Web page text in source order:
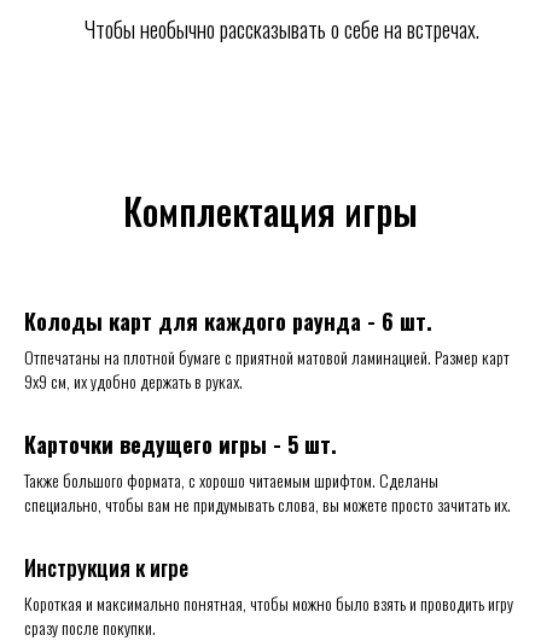
Чтобы необычно рассказывать о себе на встречах.
Комплектация игры
Колоды карт для каждого раунда - 6 шт.
Отпечатаны на плотной бумаге с приятной матовой ламинацией. Размер карт
9х9 см, их удобно держать в руках.
Карточки ведущего игры - 5 шт.
Также большого формата, с хорошо читаемым шрифтом. Сделаны
специально, чтобы вам не придумывать слова, вы можете просто зачитать их.
Инструкция к игре
Короткая и максимально понятная, чтобы можно было взять и проводить игру
сразу после покупки.